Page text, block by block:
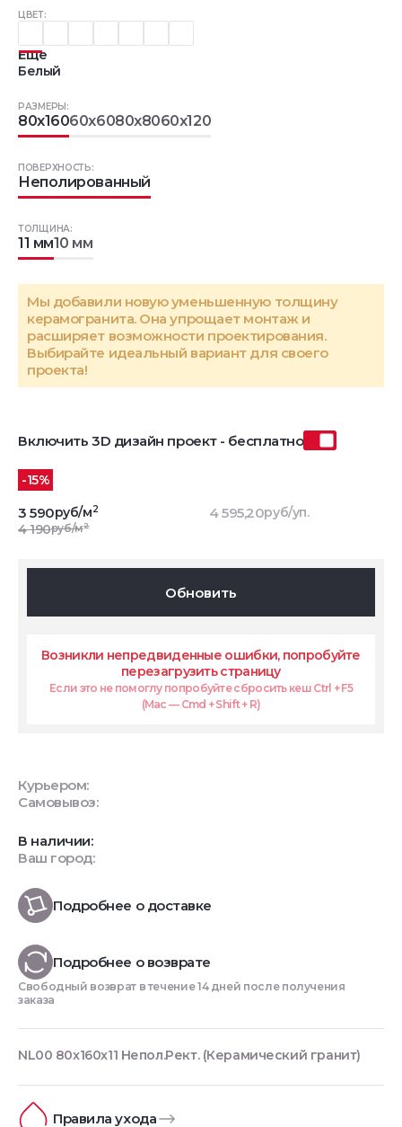
ЦВЕТ:
Еще
Белый
РАЗМЕРЫ:
80x16060x6080x8060x120
ТОЛЩИНА:
11 мм10 мм
ПОВЕРХНОСТЬ:
Неполированный
Мы добавили новую уменьшенную толщину
керамогранита. Она упрощает монтаж и
расширяет возможности проектирования.
Выбирайте идеальный вариант для своего
проекта!
Включить 3D дизайн проект - бесплатно
-15%
3 590руб/м2
4 190руб/м2
4 595,20руб/уп.
Обновить
Возникли непредвиденные ошибки, попробуйте
перезагрузить страницу
Если это не помоглу попробуйте сбросить кеш Ctrl + F5
(Mac — Cmd + Shift + R)
Курьером:
Самовывоз:
В наличии:
Ваш город:
Подробнее о доставке
Подробнее о возврате
Свободный возврат в течение 14 дней после получения
заказа
NL00 80x160x11 Непол.Рект. (Керамический гранит)
Правила ухода